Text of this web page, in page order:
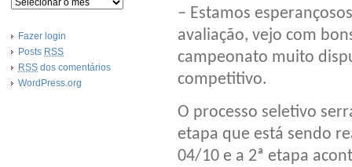
Fazer login
Posts RSS
RSS dos comentários
WordPress.org
– Estamos
avaliação, vejo com
campeonato muito
competitivo.
O processo seletivo
etapa que está sendo
04/10 e a 2ª etapa